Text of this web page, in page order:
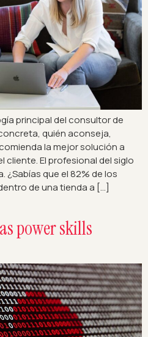
principal del consultor de
quién aconseja,
la mejor solución a
cliente. El profesional del siglo
¿Sabías que el 82% de los
de una tienda a […]
power skills